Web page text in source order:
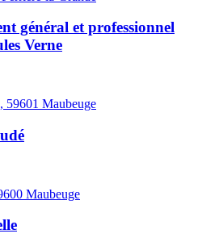
général et professionnel
Verne
, 59601 Maubeuge
Maubeuge